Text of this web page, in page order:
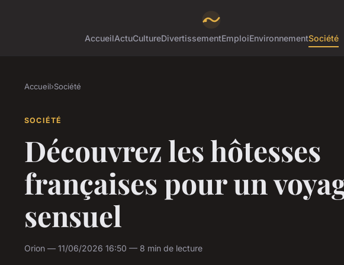
AccueilActuCultureDivertissementEmploiEnvironnementSociété
Accueil›Société
SOCIÉTÉ
Découvrez les hôtesses
françaises pour un
sensuel
Orion — 11/06/2026 16:50 — 8 min de lecture